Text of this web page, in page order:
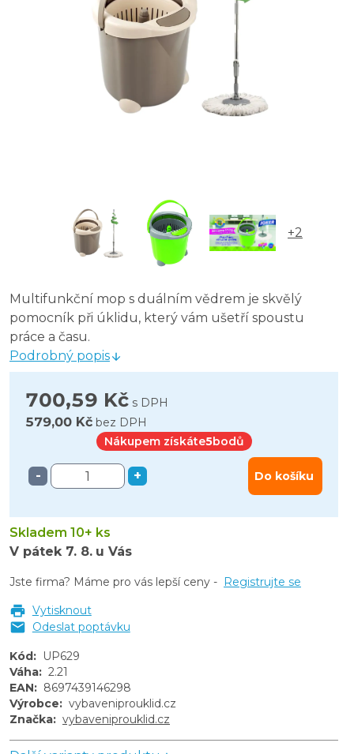
+2
Multifunkční mop s duálním vědrem je skvělý
pomocník při úklidu, který vám ušetří spoustu
práce a času.
Podrobný popis
700,59 Kč s DPH
579,00 Kč bez DPH
Nákupem získáte5bodů
- + Do košíku
Skladem 10+ ks
V pátek 7. 8. u Vás
Jste firma? Máme pro vás lepší ceny -
Registrujte se
Vytisknout
Odeslat poptávku
Kód: UP629
Váha: 2.21
EAN: 8697439146298
Výrobce: vybaveniprouklid.cz
Značka: vybaveniprouklid.cz